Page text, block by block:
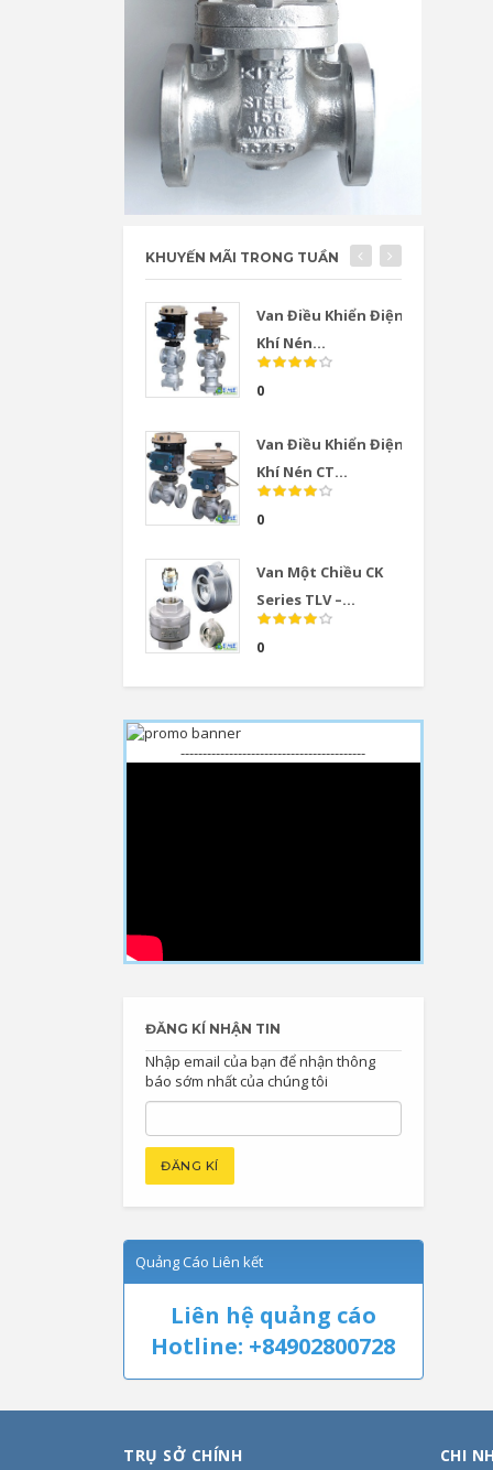
KHUYẾN MÃI TRONG TUẦN
Van Điều Khiển Điện
Khí Nén...
0
Van Điều Khiển Điện
Khí Nén CT...
0
Van Một Chiều CK
Series TLV –...
0
------------------------------------------
ĐĂNG KÍ NHẬN TIN
Nhập email của bạn để nhận thông
báo sớm nhất của chúng tôi
Quảng Cáo Liên kết
Liên hệ quảng cáo
Hotline: +84902800728
TRỤ SỞ CHÍNH CHI